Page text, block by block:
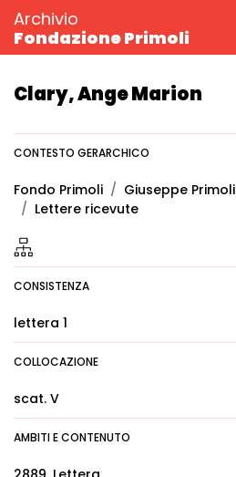
Archivio
Fondazione Primoli
Clary, Ange Marion
CONTESTO GERARCHICO
Fondo Primoli Giuseppe Primoli
Lettere ricevute
CONSISTENZA
lettera 1
COLLOCAZIONE
scat. V
AMBITI E CONTENUTO